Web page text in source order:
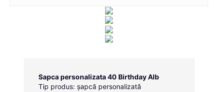
Sapca personalizata 40 Birthday Alb
Tip produs: șapcă personalizată